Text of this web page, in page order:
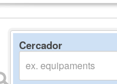
Cercador